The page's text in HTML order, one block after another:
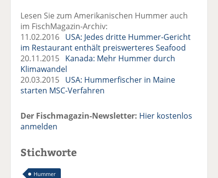
Lesen Sie zum Amerikanischen Hummer auch
im FischMagazin-Archiv:
11.02.2016 USA: Jedes dritte Hummer-Gericht
im Restaurant enthält preiswerteres Seafood
20.11.2015 Kanada: Mehr Hummer durch
Klimawandel
20.03.2015 USA: Hummerfischer in Maine
starten MSC-Verfahren
Der Fischmagazin-Newsletter: Hier kostenlos
anmelden
Stichworte
Hummer